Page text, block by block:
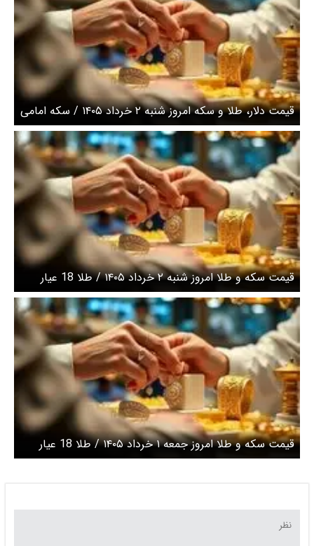
قیمت دلار، طلا و سکه امروز شنبه ۲ خرداد ۱۴۰۵ / سکه امامی
هم‌مسیر طلا شد
قیمت سکه و طلا امروز شنبه ۲ خرداد ۱۴۰۵ / طلا 18 عیار
امروز چند؟+ جدول
قیمت سکه و طلا امروز جمعه ۱ خرداد ۱۴۰۵ / طلا 18 عیار
امروز چند؟+ جدول